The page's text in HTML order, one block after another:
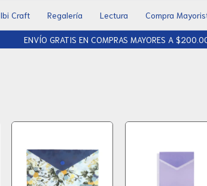
ENVÍO GRATIS EN COMPRAS MAYORES A
Ibi Craft Regalería Lectura Compra